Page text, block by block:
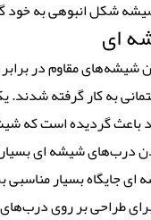
شکل انبوهی به خود
ای
شیشه‌های مقاوم در
به کار گرفته
باعث گردیده است که
درب‌های شیشه ای
جایگاه بسیار
طراحی بر روی